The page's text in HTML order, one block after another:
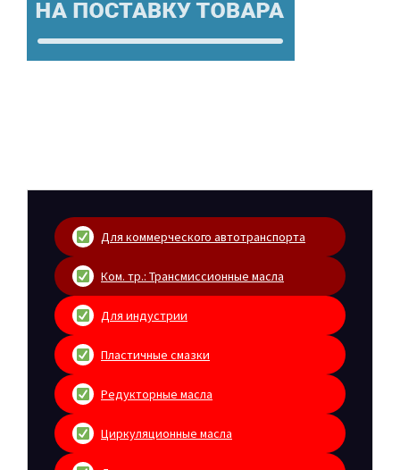
Для коммерческого автотранспорта
Ком. тр.: Трансмиссионные масла
Для индустрии
Пластичные смазки
Редукторные масла
Циркуляционные масла